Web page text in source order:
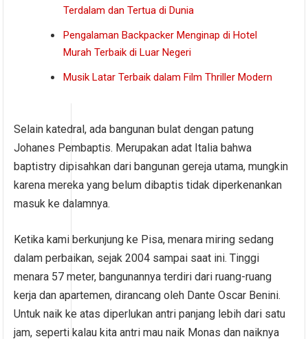
Terdalam dan Tertua di Dunia
Pengalaman Backpacker Menginap di Hotel
Murah Terbaik di Luar Negeri
Musik Latar Terbaik dalam Film Thriller Modern
Selain katedral, ada bangunan bulat dengan patung
Johanes Pembaptis. Merupakan adat Italia bahwa
baptistry dipisahkan dari bangunan gereja utama, mungkin
karena mereka yang belum dibaptis tidak diperkenankan
masuk ke dalamnya.
Ketika kami berkunjung ke Pisa, menara miring sedang
dalam perbaikan, sejak 2004 sampai saat ini. Tinggi
menara 57 meter, bangunannya terdiri dari ruang-ruang
kerja dan apartemen, dirancang oleh Dante Oscar Benini.
Untuk naik ke atas diperlukan antri panjang lebih dari satu
jam, seperti kalau kita antri mau naik Monas dan naiknya